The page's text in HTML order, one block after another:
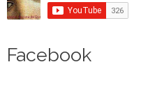
Facebook